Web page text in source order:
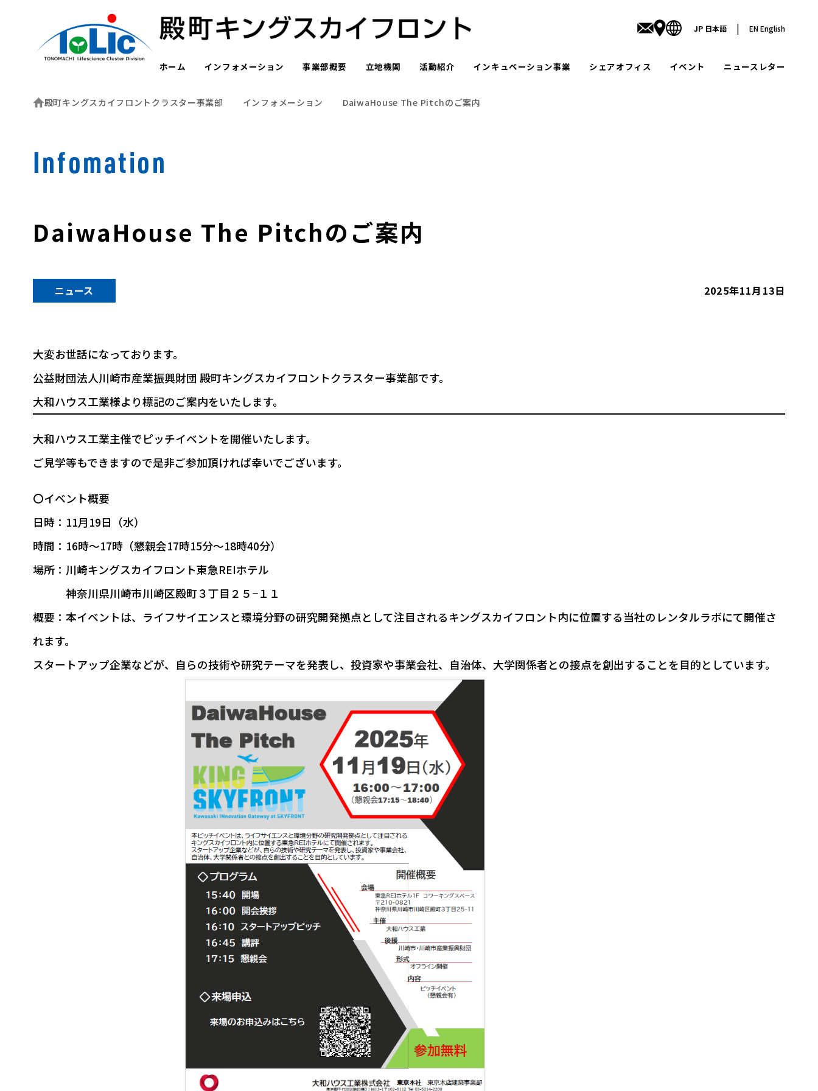
JP 日本語 |ENEnglish
ホーム インフォメーション 事業部概要 立地機関 活動紹介 インキュベーション事業 シェアオフィス イベント ニュースレター
殿町キングスカイフロントクラスター事業部 インフォメーション DaiwaHouse The Pitchのご案内
Infomation
DaiwaHouse The Pitchのご案内
ニュース 2025年11月13日
大変お世話になっております。
公益財団法人川崎市産業振興財団 殿町キングスカイフロントクラスター事業部です。
大和ハウス工業様より標記のご案内をいたします。
大和ハウス工業主催でピッチイベントを開催いたします。
ご見学等もできますので是非ご参加頂ければ幸いでございます。
〇イベント概要
日時：11月19日（水）
時間：16時～17時（懇親会17時15分～18時40分）
場所：川崎キングスカイフロント東急REIホテル
神奈川県川崎市川崎区殿町３丁目２５−１１
概要：本イベントは、ライフサイエンスと環境分野の研究開発拠点として注目されるキングスカイフロント内に位置する当社のレンタルラボにて開催さ
れます。
スタートアップ企業などが、自らの技術や研究テーマを発表し、投資家や事業会社、自治体、大学関係者との接点を創出することを目的としています。